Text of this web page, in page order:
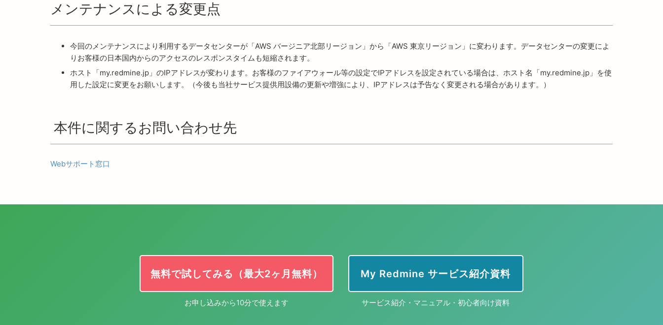
メンテナンスによる変更点
今回のメンテナンスにより利用するデータセンターが「AWS バージニア北部リージョン」から「AWS 東京リージョン」に変わります。データセンターの変更によ
りお客様の日本国内からのアクセスのレスポンスタイムも短縮されます。
ホスト「my.redmine.jp」のIPアドレスが変わります。お客様のファイアウォール等の設定でIPアドレスを設定されている場合は、ホスト名「my.redmine.jp」を使
用した設定に変更をお願いします。（今後も当社サービス提供用設備の更新や増強により、IPアドレスは予告なく変更される場合があります。）
本件に関するお問い合わせ先
Webサポート窓口
無料で試してみる（最大2ヶ月無料）
お申し込みから10分で使えます
My Redmine サービス紹介資料
サービス紹介・マニュアル・初心者向け資料